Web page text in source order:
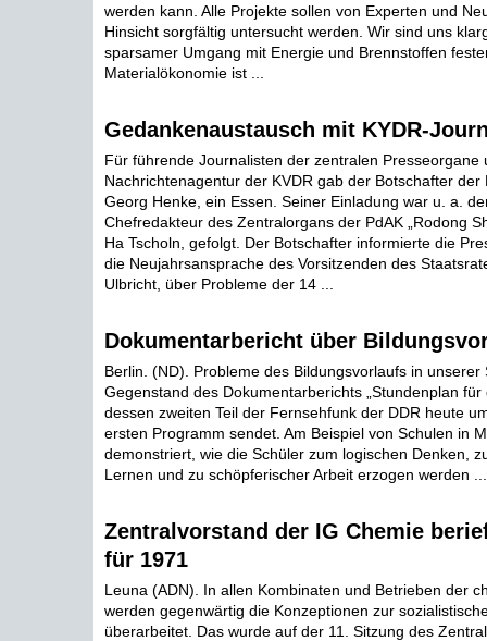
werden kann. Alle Projekte sollen von Experten und
Hinsicht sorgfältig untersucht werden. Wir sind uns
sparsamer Umgang mit Energie und Brennstoffen
Materialökonomie ist ...
Gedankenaustausch mit KYDR-
Für führende Journalisten der zentralen Presseorgane
Nachrichtenagentur der KVDR gab der Botschafter der
Georg Henke, ein Essen. Seiner Einladung war u. a.
Chefredakteur des Zentralorgans der PdAK „Rodong
Ha Tscholn, gefolgt. Der Botschafter informierte die
die Neujahrsansprache des Vorsitzenden des
Ulbricht, über Probleme der 14 ...
Dokumentarbericht über
Berlin. (ND). Probleme des Bildungsvorlaufs in unserer
Gegenstand des Dokumentarberichts „Stundenplan
dessen zweiten Teil der Fernsehfunk der DDR heute
ersten Programm sendet. Am Beispiel von Schulen in
demonstriert, wie die Schüler zum logischen Denken,
Lernen und zu schöpferischer Arbeit erzogen werden ...
Zentralvorstand der IG Chemie
für 1971
Leuna (ADN). In allen Kombinaten und Betrieben der
werden gegenwärtig die Konzeptionen zur
überarbeitet. Das wurde auf der 11. Sitzung des